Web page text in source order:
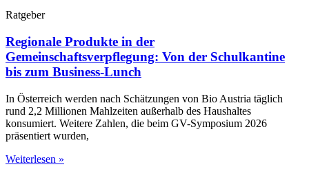
Ratgeber
Regionale Produkte in der
Gemeinschaftsverpflegung: Von der Schulkantine
bis zum Business-Lunch
In Österreich werden nach Schätzungen von Bio Austria täglich
rund 2,2 Millionen Mahlzeiten außerhalb des Haushaltes
konsumiert. Weitere Zahlen, die beim GV-Symposium 2026
präsentiert wurden,
Weiterlesen »